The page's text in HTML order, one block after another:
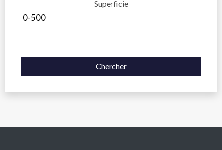
Superficie
Chercher